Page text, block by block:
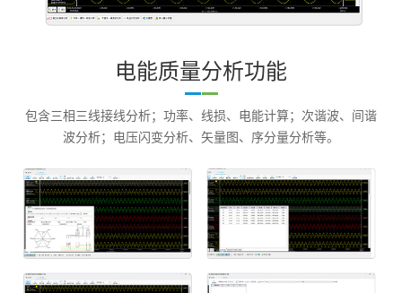
电能质量分析功能
包含三相三线接线分析；功率、线损、电能计算；次谐波、间谐
波分析；电压闪变分析、矢量图、序分量分析等。